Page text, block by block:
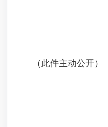
（此件主动公开）